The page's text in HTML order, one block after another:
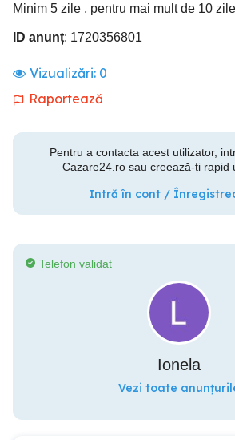
Minim 5 zile , pentru mai mult de 10
ID anunț: 1720356801
Vizualizări: 0
Raportează
Pentru a contacta acest utilizator,
Cazare24.ro sau creează-ți rapid
Intră în cont /
Telefon validat
Ionela
Vezi toate